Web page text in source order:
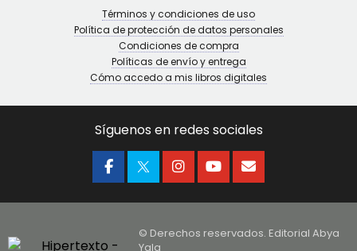
Términos y condiciones de uso
Política de protección de datos personales
Condiciones de compra
Políticas de envío y entrega
Cómo accedo a mis libros digitales
Síguenos en redes sociales
© Derechos reservados. Editorial Abya
Yala